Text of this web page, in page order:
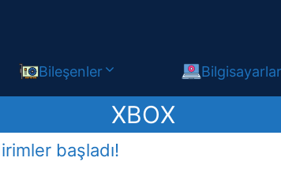
Bileşenler Bilgisayarlar
XBOX
başladı!